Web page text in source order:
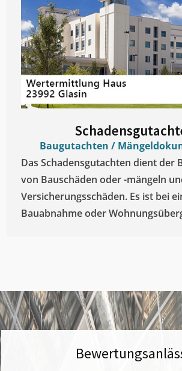
Baugutachten /
Das Schadensgutachten dient der
von Bauschäden oder -mängeln
Versicherungsschäden. Es ist bei
Bauabnahme oder